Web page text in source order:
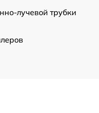
лучевой трубки